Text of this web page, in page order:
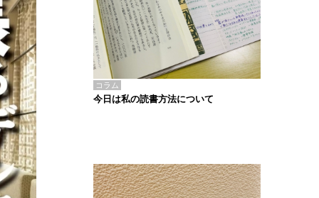
コラム
今日は私の読書方法について